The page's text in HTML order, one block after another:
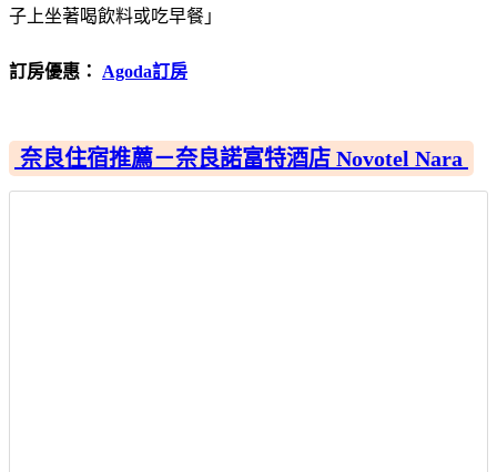
子上坐著喝飲料或吃早餐」
訂房優惠： Agoda訂房
奈良住宿推薦－奈良諾富特酒店 Novotel Nara